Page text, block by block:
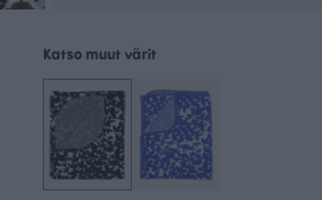
Katso muut värit